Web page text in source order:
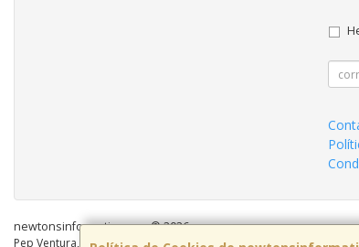
newtonsinformatica.com © 2026
Pep Ventura, 55 Local 2, 08810, Barcelona, España. - C.I.F.: